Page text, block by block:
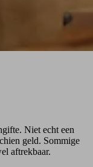
Niet echt een
geld. Sommige
aftrekbaar.